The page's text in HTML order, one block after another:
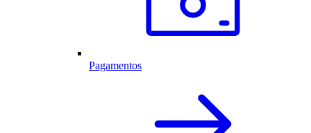
Pagamentos